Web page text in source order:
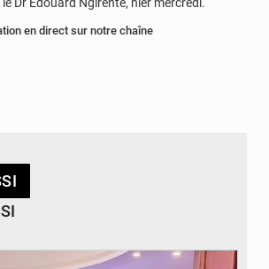
en direct sur notre chaîne